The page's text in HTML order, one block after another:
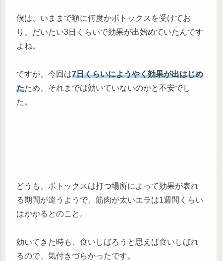
僕は、いままで額に何度かボトックスを受けてお
り、だいたい3日くらいで効果が出始めていたんです
よね。
ですが、今回は7日くらいにようやく効果が出はじめ
たため、それまでは効いていないのかと不安でし
た。
どうも、ボトックスは打つ場所によって効果が表れ
る期間が違うようで、筋肉が太いエラは1週間くらい
はかかるとのこと。
効いてきた時も、食いしばろうと思えば食いしばれ
るので、気付きづらかったです。